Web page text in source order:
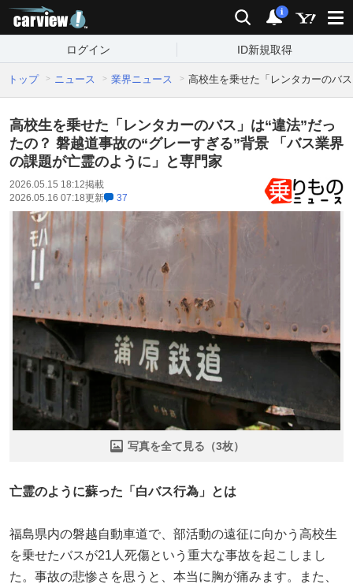
検索 通知
i
ログイン ID新規取得
トップ ニュース 業界ニュース 高校生を乗せた「レンタカーのバ
高校生を乗せた「レンタカーのバス」は“違法”だっ
たの？ 磐越道事故の“グレーすぎる”背景 「バス業界
の課題が亡霊のように」と専門家
2026.05.15 18:12掲載
2026.05.16 07:18更新 37
写真を全て見る（3枚）
亡霊のように蘇った「白バス行為」とは
福島県内の磐越自動車道で、部活動の遠征に向かう高校生
を乗せたバスが21人死傷という重大な事故を起こしまし
た。事故の悲惨さを思うと、本当に胸が痛みます。また、